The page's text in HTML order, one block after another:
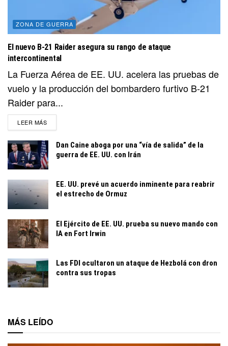
ZONA DE GUERRA
El nuevo B-21 Raider asegura su rango de ataque
intercontinental
La Fuerza Aérea de EE. UU. acelera las pruebas de
vuelo y la producción del bombardero furtivo B-21
Raider para...
LEER MÁSDETAILS
Dan Caine aboga por una “vía de salida” de la
guerra de EE. UU. con Irán
EE. UU. prevé un acuerdo inminente para reabrir
el estrecho de Ormuz
El Ejército de EE. UU. prueba su nuevo mando con
IA en Fort Irwin
Las FDI ocultaron un ataque de Hezbolá con dron
contra sus tropas
MÁS LEÍDO